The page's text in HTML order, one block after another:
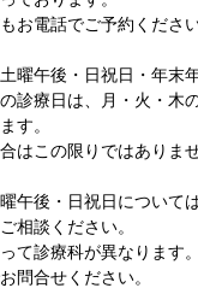
お電話でご予約ください
土曜午後・日祝日・年末
診療日は、月・火・木
す。
はこの限りではありませ
午後・日祝日について
相談ください。
て診療科が異なります
問合せください。